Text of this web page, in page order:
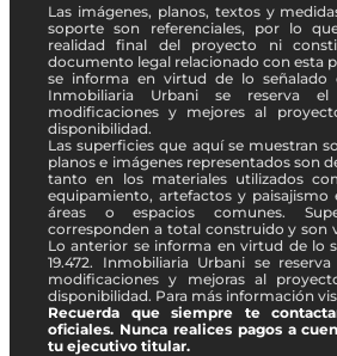
Las imágenes, planos, textos y
soporte son referenciales, por lo
realidad final del proyecto ni
documento legal relacionado con esta
se informa en virtud de lo señalado
Inmobiliaria Urbani se reserva
modificaciones y mejores al
disponibilidad.
Las superficies que aquí se muestran
planos e imágenes representados son
tanto en los materiales utilizados
equipamiento, artefactos y paisajismo
áreas o espacios comunes.
corresponden a total construido y son
Lo anterior se informa en virtud de lo
19.472. Inmobiliaria Urbani se
modificaciones y mejoras al
disponibilidad. Para más información
Recuerda que siempre te
oficiales. Nunca realices pagos a
tu ejecutivo titular.